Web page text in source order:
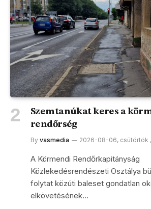
Szemtanúkat keres a
rendőrség
By vasmedia 2026-08-06, csütörtök
A Körmendi Rendőrkapitányság
Közlekedésrendészeti Osztálya
folytat közúti baleset gondatlan
elkövetésének…